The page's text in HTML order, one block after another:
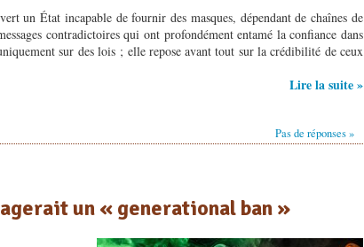
un État incapable de fournir des masques, dépendant de chaînes de
contradictoires qui ont profondément entamé la confiance dans
sur des lois ; elle repose avant tout sur la crédibilité de ceux
Lire la suite »
Pas de réponses »
un « generational ban »